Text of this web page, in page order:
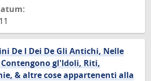
De I Dei De Gli Antichi, Nelle
gl'Idoli, Riti,
& altre cose appartenenti alla